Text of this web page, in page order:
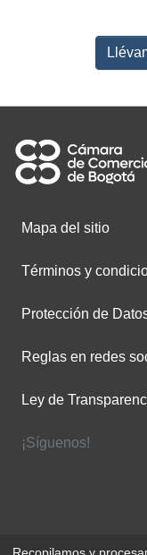
Mapa del sitio
Términos y
Protección de
Reglas en redes
Ley de
¡Síguenos!